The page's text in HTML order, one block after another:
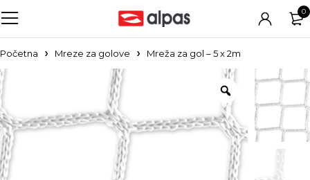
0
Početna Mreze za golove Mreža za gol – 5 x 2m